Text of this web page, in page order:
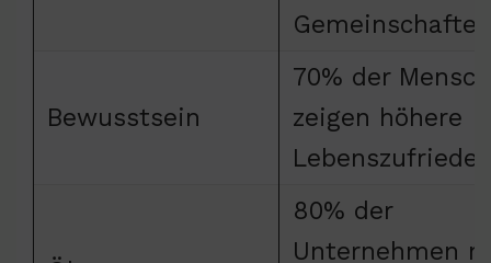
Gemeinschaften
Bewusstsein
70% der
zeigen höhere
80% der
Unternehmen